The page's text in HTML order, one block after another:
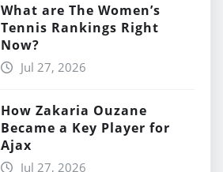
What are The Women’s
Tennis Rankings Right
Now?
Jul 27, 2026
How Zakaria Ouzane
Became a Key Player for
Ajax
Jul 27, 2026